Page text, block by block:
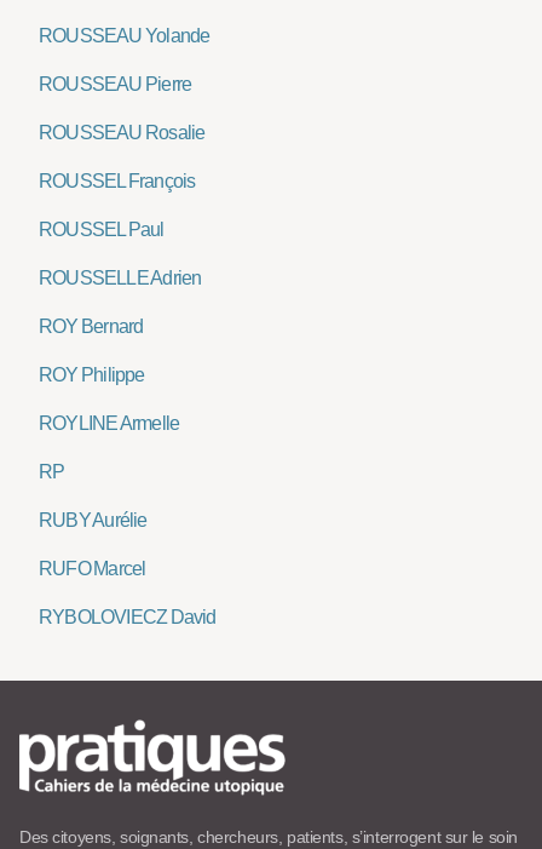
ROUSSEAU Yolande
ROUSSEAU Pierre
ROUSSEAU Rosalie
ROUSSEL François
ROUSSEL Paul
ROUSSELLE Adrien
ROY Bernard
ROY Philippe
ROYLINE Armelle
RP
RUBY Aurélie
RUFO Marcel
RYBOLOVIECZ David
Des citoyens, soignants, chercheurs, patients, s’interrogent sur le soin